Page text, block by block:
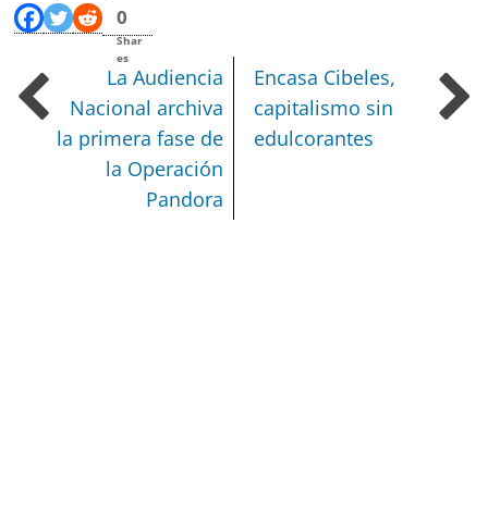
0
Shar
es
La Audiencia
Nacional archiva
la primera fase de
la Operación
Pandora
Encasa Cibeles,
capitalismo sin
edulcorantes